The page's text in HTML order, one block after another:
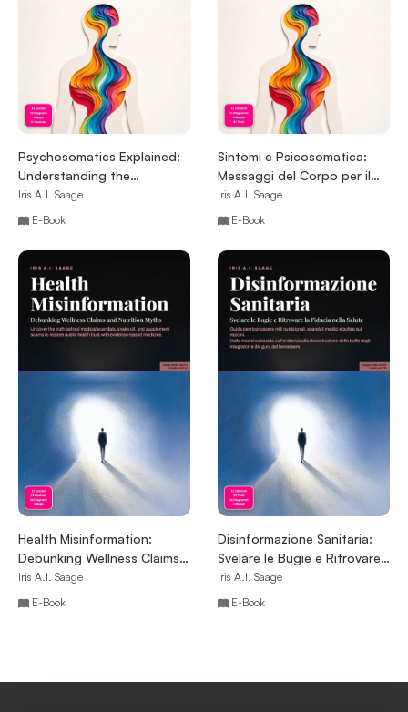
Psychosomatics Explained:
Understanding the
Language of Your Body for
Holistic Well-being
Iris A.I. Saage
E-Book
Sintomi e Psicosomatica:
Messaggi del Corpo per il
Benessere
Iris A.I. Saage
E-Book
Health Misinformation:
Debunking Wellness Claims
and Nutrition Myths
Iris A.I. Saage
E-Book
Disinformazione Sanitaria:
Svelare le Bugie e Ritrovare
la Fiducia nella Salute
Iris A.I. Saage
E-Book